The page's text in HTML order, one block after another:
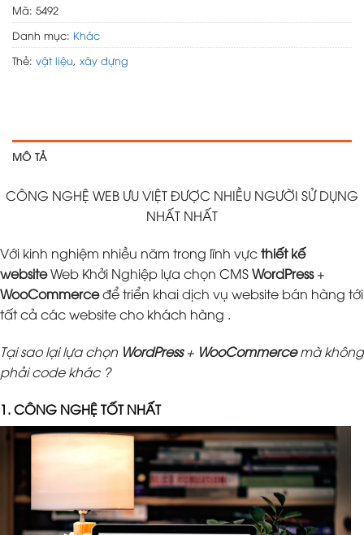
Mã: 5492
Danh mục: Khác
Thẻ: vật liệu, xây dựng
MÔ TẢ
CÔNG NGHỆ WEB ƯU VIỆT ĐƯỢC NHIỀU NGƯỜI SỬ DỤNG
NHẤT NHẤT
Với kinh nghiệm nhiều năm trong lĩnh vựcthiết kế
websiteWeb Khởi Nghiệp lựa chọn CMSWordPress+
WooCommerceđể triển khai dịch vụ website bán hàng tới
tất cả các website cho khách hàng .
Tại sao lại lựa chọn WordPress+ WooCommercemà không
phải code khác ?
1. CÔNG NGHỆ TỐT NHẤT